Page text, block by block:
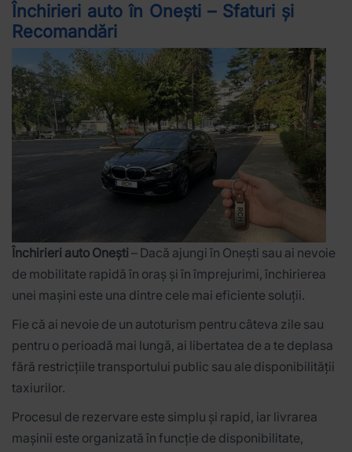
Închirieri auto în Onești – Sfaturi și
Recomandări
Închirieri auto Onești – Dacă ajungi în Onești sau ai nevoie
de mobilitate rapidă în oraș și în împrejurimi, închirierea
unei mașini este una dintre cele mai eficiente soluții.
Fie că ai nevoie de un autoturism pentru câteva zile sau
pentru o perioadă mai lungă, ai libertatea de a te deplasa
fără restricțiile transportului public sau ale disponibilității
taxiurilor.
Procesul de rezervare este simplu și rapid, iar livrarea
mașinii este organizată în funcție de disponibilitate,